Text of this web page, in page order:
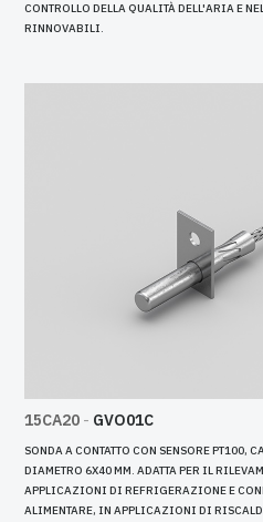
CONTROLLO DELLA QUALITÀ DELL'ARIA E
RINNOVABILI.
15CA20 - GVO01C
SONDA A CONTATTO CON SENSORE PT100,
DIAMETRO 6X40 MM. ADATTA PER IL
APPLICAZIONI DI REFRIGERAZIONE E
ALIMENTARE, IN APPLICAZIONI DI